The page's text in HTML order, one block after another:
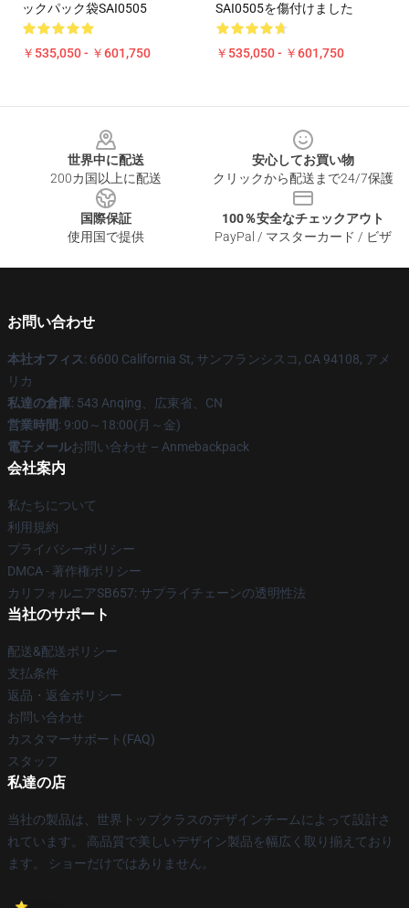
ックパック袋SAI0505
￥535,050 - ￥601,750
SAI0505を傷付けました
￥535,050 - ￥601,750
世界中に配送
200カ国以上に配送
安心してお買い物
クリックから配送まで24/7保護
国際保証
使用国で提供
100％安全なチェックアウト
PayPal / マスターカード / ビザ
お問い合わせ
本社オフィス: 6600 California St, サンフランシスコ, CA 94108, アメ
リカ
私達の倉庫: 543 Anqing、広東省、CN
営業時間: 9:00～18:00(月～金)
電子メールお問い合わせ – Anmebackpack
会社案内
私たちについて
利用規約
プライバシーポリシー
DMCA - 著作権ポリシー
カリフォルニアSB657: サプライチェーンの透明性法
当社のサポート
配送&配送ポリシー
支払条件
返品・返金ポリシー
お問い合わせ
カスタマーサポート(FAQ)
スタッフ
私達の店
当社の製品は、世界トップクラスのデザインチームによって設計さ
れています。 高品質で美しいデザイン製品を幅広く取り揃えており
ます。 ショーだけではありません。